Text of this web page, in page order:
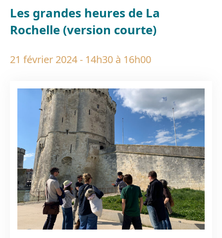
Les grandes heures de La
Rochelle (version courte)
21 février 2024 - 14h30 à 16h00